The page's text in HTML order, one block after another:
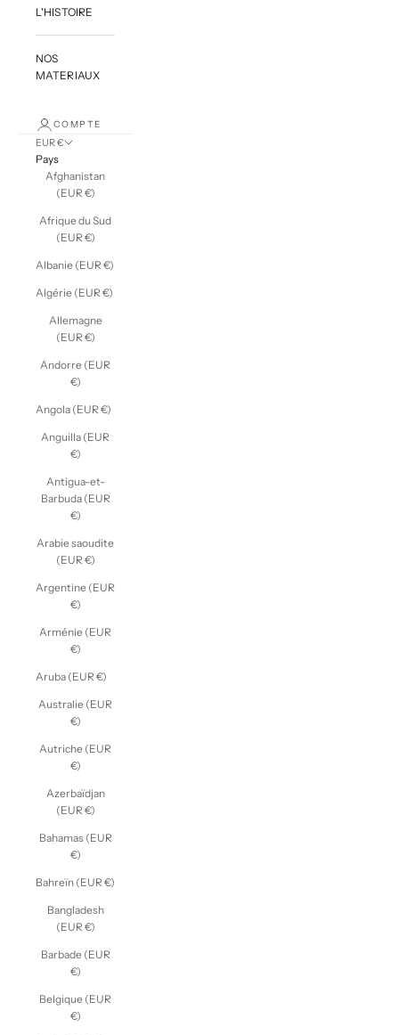
L'HISTOIRE
NOS
MATERIAUX
COMPTE
EUR €
Pays
Afghanistan
(EUR €)
Afrique du Sud
(EUR €)
Albanie (EUR €)
Algérie (EUR €)
Allemagne
(EUR €)
Andorre (EUR
€)
Angola (EUR €)
Anguilla (EUR
€)
Antigua-et-
Barbuda (EUR
€)
Arabie saoudite
(EUR €)
Argentine (EUR
€)
Arménie (EUR
€)
Aruba (EUR €)
Australie (EUR
€)
Autriche (EUR
€)
Azerbaïdjan
(EUR €)
Bahamas (EUR
€)
Bahreïn (EUR €)
Bangladesh
(EUR €)
Barbade (EUR
€)
Belgique (EUR
€)